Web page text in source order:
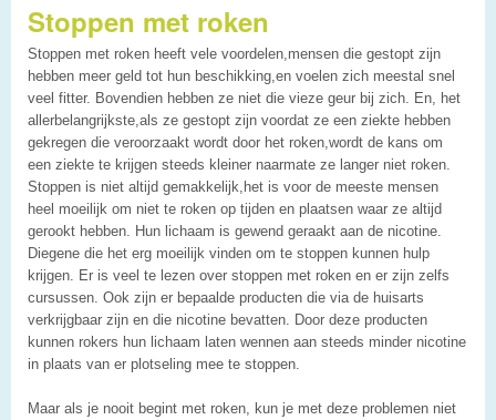
Stoppen met roken
Stoppen met roken heeft vele voordelen,mensen die gestopt zijn
hebben meer geld tot hun beschikking,en voelen zich meestal snel
veel fitter. Bovendien hebben ze niet die vieze geur bij zich. En, het
allerbelangrijkste,als ze gestopt zijn voordat ze een ziekte hebben
gekregen die veroorzaakt wordt door het roken,wordt de kans om
een ziekte te krijgen steeds kleiner naarmate ze langer niet roken.
Stoppen is niet altijd gemakkelijk,het is voor de meeste mensen
heel moeilijk om niet te roken op tijden en plaatsen waar ze altijd
gerookt hebben. Hun lichaam is gewend geraakt aan de nicotine.
Diegene die het erg moeilijk vinden om te stoppen kunnen hulp
krijgen. Er is veel te lezen over stoppen met roken en er zijn zelfs
cursussen. Ook zijn er bepaalde producten die via de huisarts
verkrijgbaar zijn en die nicotine bevatten. Door deze producten
kunnen rokers hun lichaam laten wennen aan steeds minder nicotine
in plaats van er plotseling mee te stoppen.
Maar als je nooit begint met roken, kun je met deze problemen niet